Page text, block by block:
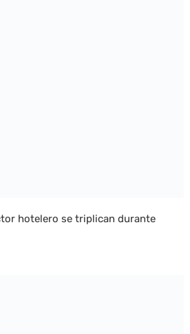
hotelero se triplican durante